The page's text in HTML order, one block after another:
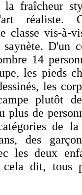
la fraîcheur
réaliste.
classe vis-à-
saynète. D'un
14
les pieds
les
plutôt
plus de
de
des
les deux
dit, tous